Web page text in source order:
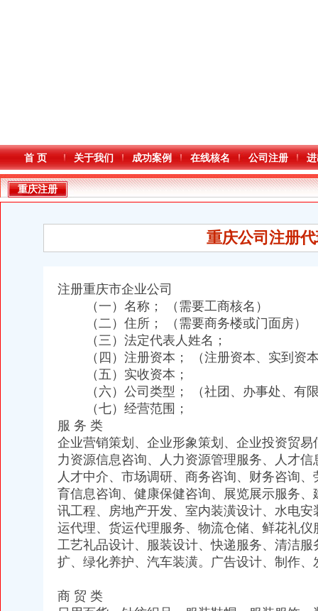
首 页 关于我们 成功案例 在线核名 公司注册
重庆注册
重庆公司注册
注册重庆市企业公司
（一）名称； （需要工商核名）
（二）住所； （需要商务楼或门面房）
（三）法定代表人姓名；
（四）注册资本； （注册资本、实到资
（五）实收资本；
（六）公司类型； （社团、办事处、有限
（七）经营范围；
服 务 类
企业营销策划、企业形象策划、企业投资贸
力资源信息咨询、人力资源管理服务、人才
人才中介、市场调研、商务咨询、财务咨询
育信息咨询、健康保健咨询、展览展示服务
讯工程、房地产开发、室内装潢设计、水电
运代理、货运代理服务、物流仓储、鲜花礼
工艺礼品设计、服装设计、快递服务、清洁
扩、绿化养护、汽车装潢。广告设计、制作、
商 贸 类